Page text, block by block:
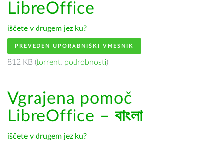
LibreOffice
iščete v drugem jeziku?
PREVEDEN UPORABNIŠKI VMESNIK
812 KB (torrent, podrobnosti)
Vgrajena pomoč
LibreOffice – বাংলা
iščete v drugem jeziku?